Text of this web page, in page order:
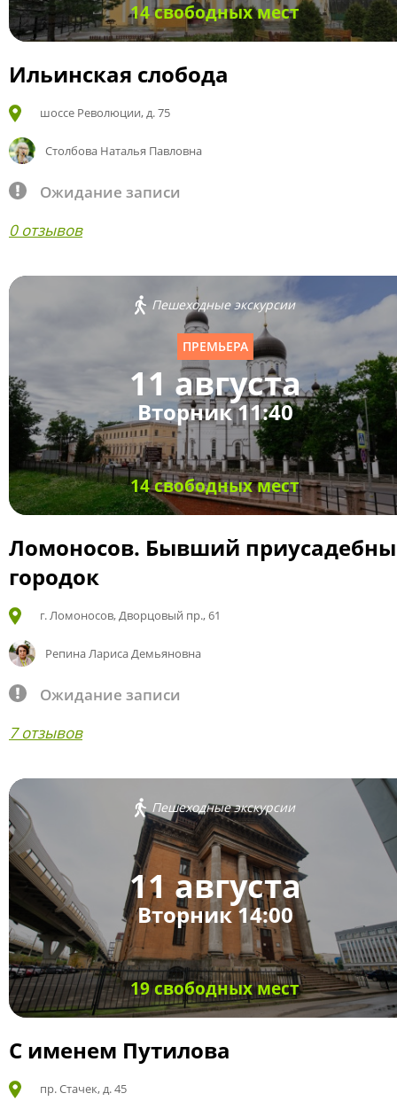
14 свободных мест
Ильинская слобода
шоссе Революции, д. 75
Столбова Наталья Павловна
Ожидание записи
0 отзывов
Пешеходные экскурсии
ПРЕМЬЕРА
11 августа
Вторник 11:40
14 свободных мест
Ломоносов. Бывший
городок
г. Ломоносов, Дворцовый пр., 61
Репина Лариса Демьяновна
Ожидание записи
7 отзывов
Пешеходные экскурсии
11 августа
Вторник 14:00
19 свободных мест
С именем Путилова
пр. Стачек, д. 45